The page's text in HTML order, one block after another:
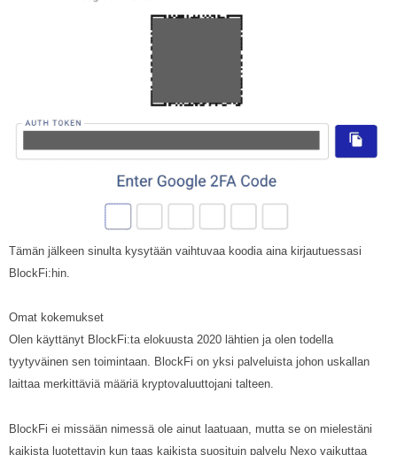
Tämän jälkeen sinulta kysytään vaihtuvaa koodia aina kirjautuessasi
BlockFi:hin.
Omat kokemukset
Olen käyttänyt BlockFi:ta elokuusta 2020 lähtien ja olen todella
tyytyväinen sen toimintaan. BlockFi on yksi palveluista johon uskallan
laittaa merkittäviä määriä kryptovaluuttojani talteen.
BlockFi ei missään nimessä ole ainut laatuaan, mutta se on mielestäni
kaikista luotettavin kun taas kaikista suosituin palvelu Nexo vaikuttaa